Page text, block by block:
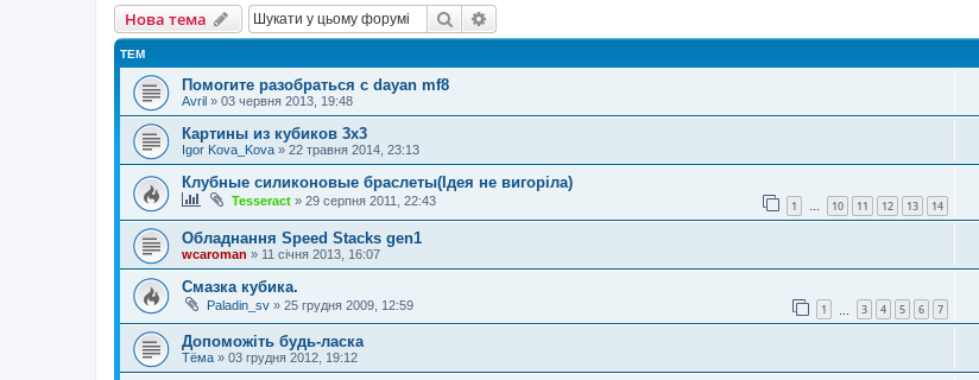
Нова тема Пошук
ТЕМ
Помогите разобраться с dayan mf8
Avril » 03 червня 2013, 19:48
Картины из кубиков 3х3
Igor Kova_Kova » 22 травня 2014, 23:13
Клубные силиконовые браслеты(Ідея не вигоріла)
Tesseract » 29 серпня 2011, 22:43 1 … 10 11 12 13 14
Обладнання Speed Stacks gen1
wcaroman » 11 січня 2013, 16:07
Смазка кубика.
Paladin_sv » 25 грудня 2009, 12:59 1 3 4 5 6 7
Допоможіть будь-ласка
Тёма » 03 грудня 2012, 19:12